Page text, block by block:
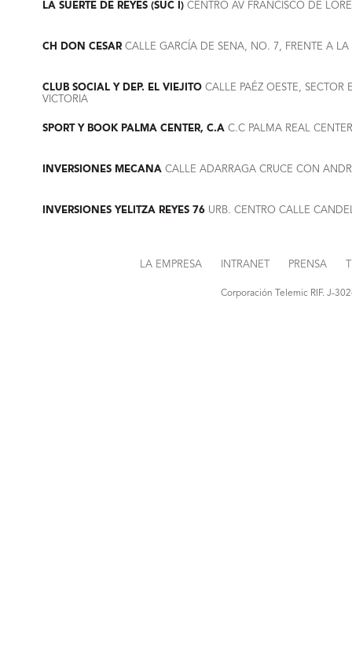
LA SUERTE DE REYES (SUC I) CENTRO AV FRANCISCO DE
CH DON CESAR CALLE GARCÍA DE SENA, NO. 7, FRENTE A
CLUB SOCIAL Y DEP. EL VIEJITO CALLE PAÉZ OESTE,
VICTORIA
SPORT Y BOOK PALMA CENTER, C.A C.C PALMA REAL CENTER
INVERSIONES MECANA CALLE ADARRAGA CRUCE CON
INVERSIONES YELITZA REYES 76 URB. CENTRO CALLE
LA EMPRESA INTRANET PRENSA
Corporación Telemic RIF. J-